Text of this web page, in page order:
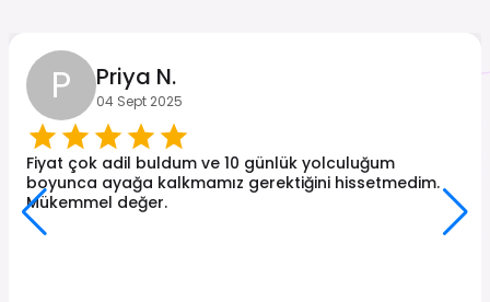
P Priya N.
04 Sept 2025
Fiyat çok adil buldum ve 10 günlük yolculuğum
boyunca ayağa kalkmamız gerektiğini hissetmedim.
Mükemmel değer.